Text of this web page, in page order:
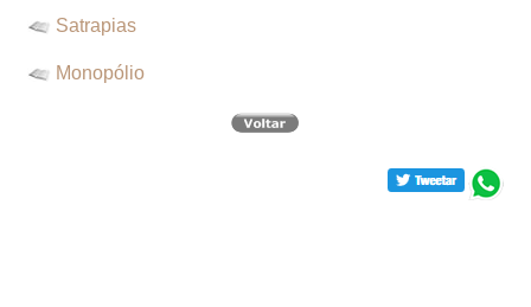
Satrapias
Monopólio